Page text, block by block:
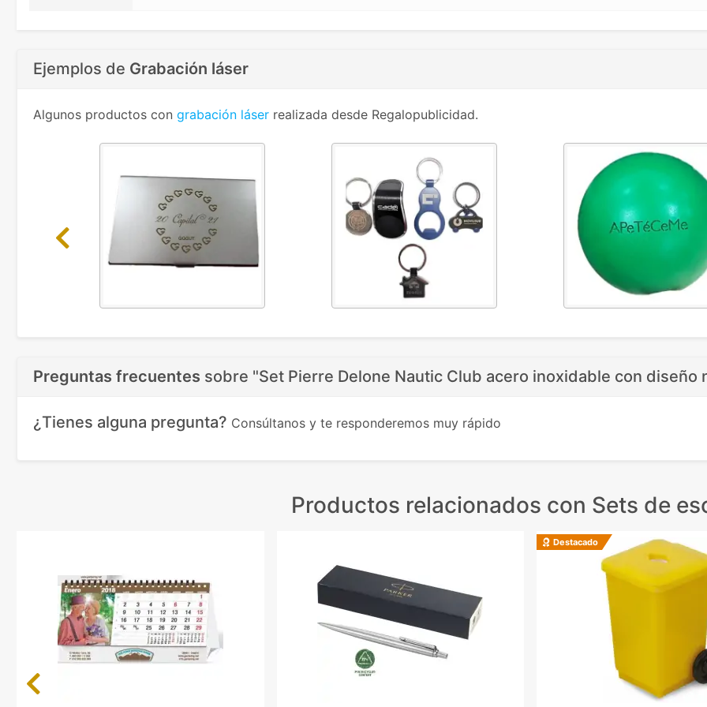
Ejemplos de Grabación láser
Algunos productos con grabación láser realizada desde Regalopublicidad.
Previous
Preguntas frecuentes sobre "Set Pierre Delone Nautic Club acero inoxidable con diseño
¿Tienes alguna pregunta? Consúltanos y te responderemos muy rápido
Productos relacionados con Sets de
Destacado
Previous